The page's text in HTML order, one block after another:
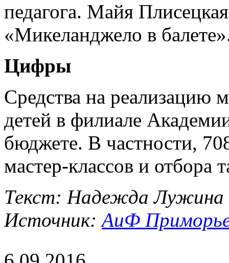
педагога. Майя
«Микеланджело в
Цифры
Средства на реализацию
детей в филиале
бюджете. В частности,
мастер-классов и отбора
Текст: Надежда Лужина
Источник:АиФ